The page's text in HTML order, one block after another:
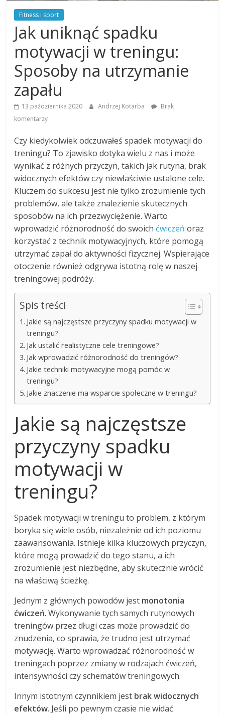
Fitness i sport
Jak uniknąć spadku
motywacji w treningu:
Sposoby na utrzymanie
zapału
13 października 2020 Andrzej Kotarba
Brak
komentarzy
Czy kiedykolwiek odczuwałeś spadek motywacji do
treningu? To zjawisko dotyka wielu z nas i może
wynikać z różnych przyczyn, takich jak rutyna, brak
widocznych efektów czy niewłaściwie ustalone cele.
Kluczem do sukcesu jest nie tylko zrozumienie tych
problemów, ale także znalezienie skutecznych
sposobów na ich przezwyciężenie. Warto
wprowadzić różnorodność do swoich ćwiczeń oraz
korzystać z technik motywacyjnych, które pomogą
utrzymać zapał do aktywności fizycznej. Wspierające
otoczenie również odgrywa istotną rolę w naszej
treningowej podróży.
Spis treści
Jakie są najczęstsze przyczyny spadku motywacji w
treningu?
Jak ustalić realistyczne cele treningowe?
Jak wprowadzić różnorodność do treningów?
Jakie techniki motywacyjne mogą pomóc w
treningu?
Jakie znaczenie ma wsparcie społeczne w treningu?
Jakie są najczęstsze
przyczyny spadku
motywacji w
treningu?
Spadek motywacji w treningu to problem, z którym
boryka się wiele osób, niezależnie od ich poziomu
zaawansowania. Istnieje kilka kluczowych przyczyn,
które mogą prowadzić do tego stanu, a ich
zrozumienie jest niezbędne, aby skutecznie wrócić
na właściwą ścieżkę.
Jednym z głównych powodów jest monotonia
ćwiczeń. Wykonywanie tych samych rutynowych
treningów przez długi czas może prowadzić do
znudzenia, co sprawia, że trudno jest utrzymać
motywację. Warto wprowadzać różnorodność w
treningach poprzez zmiany w rodzajach ćwiczeń,
intensywności czy schematów treningowych.
Innym istotnym czynnikiem jest brak widocznych
efektów. Jeśli po pewnym czasie nie widać